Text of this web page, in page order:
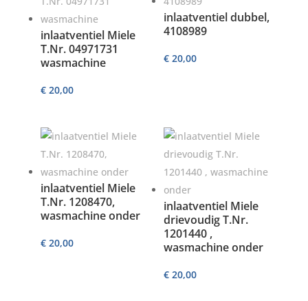
inlaatventiel Miele
T.Nr. 04971731
wasmachine
€20,00
inlaatventiel dubbel,
4108989
€20,00
inlaatventiel Miele
T.Nr. 1208470,
wasmachine onder
€20,00
inlaatventiel Miele
drievoudig T.Nr.
1201440 ,
wasmachine onder
€20,00